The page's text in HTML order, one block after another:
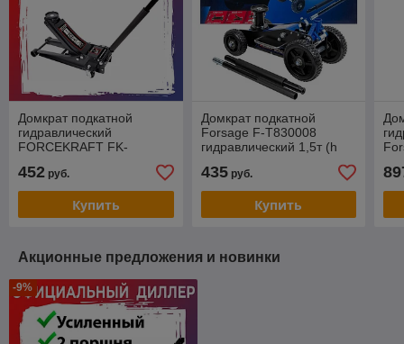
Домкрат подкатной
гидравлический
FORCEKRAFT FK-
низкопроф 3т(2 поршня,h
min75мм,h max510мм)
452 руб.
Купить
Домкрат подкатной
Forsage F-T830008
гидравлический 1,5т (h
min 155мм, h max 525мм)
435руб.
Купить
Акционные предложения и новинки
-9%